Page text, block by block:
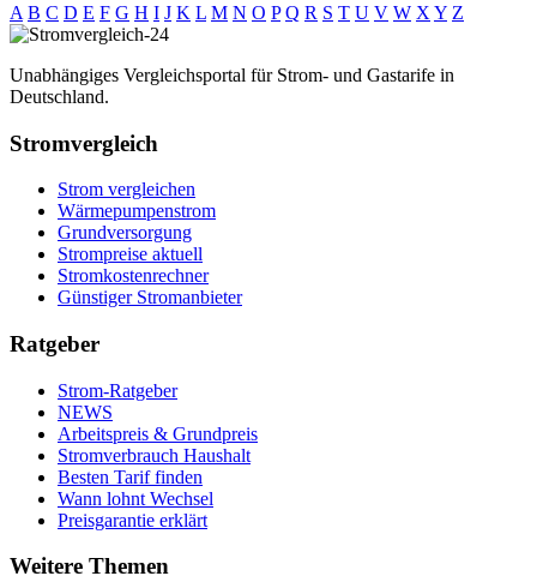
A B C D E F G H I J K L M N O P Q R S T U V W X Y Z
Unabhängiges Vergleichsportal für Strom- und Gastarife in
Deutschland.
Stromvergleich
Strom vergleichen
Wärmepumpenstrom
Grundversorgung
Strompreise aktuell
Stromkostenrechner
Günstiger Stromanbieter
Ratgeber
Strom-Ratgeber
NEWS
Arbeitspreis & Grundpreis
Stromverbrauch Haushalt
Besten Tarif finden
Wann lohnt Wechsel
Preisgarantie erklärt
Weitere Themen